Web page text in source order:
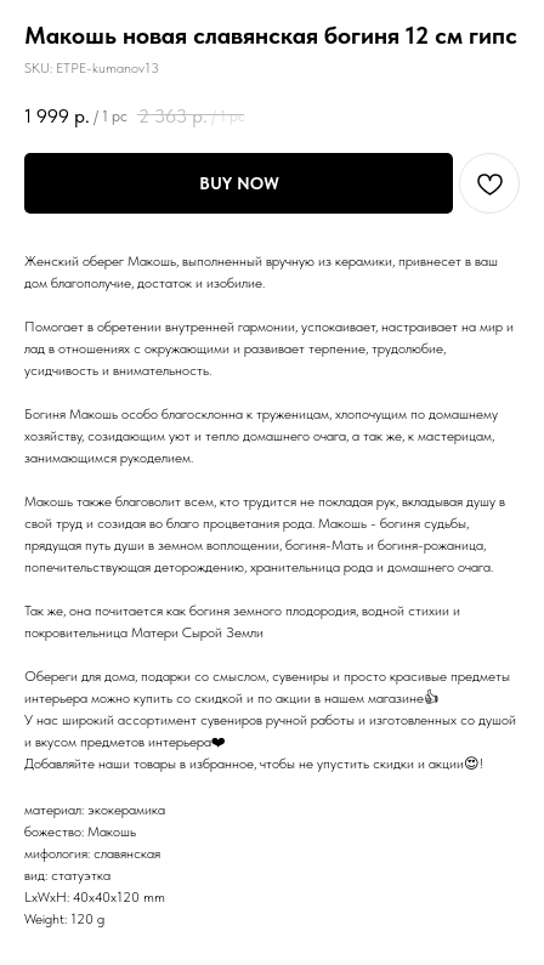
Макошь новая славянская богиня 12 см гипс
SKU: ETPE-kumanov13
1 999 р. / 1 pc 2 363 р. / 1 pc
BUY NOW
Женский оберег Макошь, выполненный вручную из керамики, привнесет в ваш
дом благополучие, достаток и изобилие.
Помогает в обретении внутренней гармонии, успокаивает, настраивает на мир и
лад в отношениях с окружающими и развивает терпение, трудолюбие,
усидчивость и внимательность.
Богиня Макошь особо благосклонна к труженицам, хлопочущим по домашнему
хозяйству, созидающим уют и тепло домашнего очага, а так же, к мастерицам,
занимающимся рукоделием.
Макошь также благоволит всем, кто трудится не покладая рук, вкладывая душу в
свой труд и созидая во благо процветания рода. Макошь - богиня судьбы,
прядущая путь души в земном воплощении, богиня-Мать и богиня-рожаница,
попечительствующая деторождению, хранительница рода и домашнего очага.
Так же, она почитается как богиня земного плодородия, водной стихии и
покровительница Матери Сырой Земли
Обереги для дома, подарки со смыслом, сувениры и просто красивые предметы
интерьера можно купить со скидкой и по акции в нашем магазине👍
У нас широкий ассортимент сувениров ручной работы и изготовленных со душой
и вкусом предметов интерьера❤️
Добавляйте наши товары в избранное, чтобы не упустить скидки и акции😍!
материал: экокерамика
божество: Макошь
мифология: славянская
вид: статуэтка
LxWxH: 40x40x120 mm
Weight: 120 g